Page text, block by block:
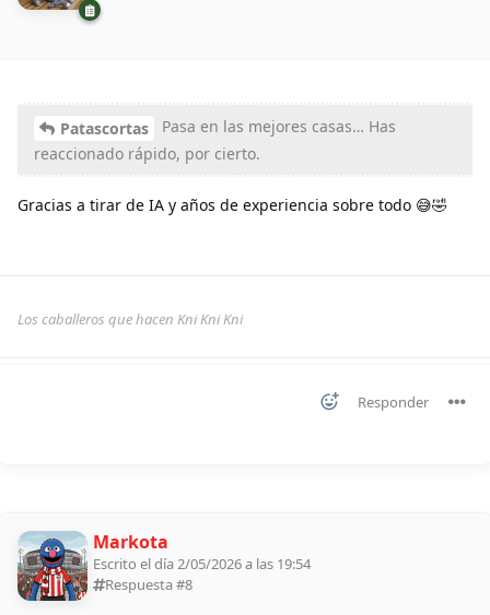
Patascortas
Pasa en las mejores casas… Has
reaccionado rápido, por cierto.
Gracias a tirar de IA y años de experiencia sobre todo 😅🤣
Los caballeros que hacen Kni Kni Kni
Responder
Markota
Escrito el día 2/05/2026 a las 19:54
Respuesta #8